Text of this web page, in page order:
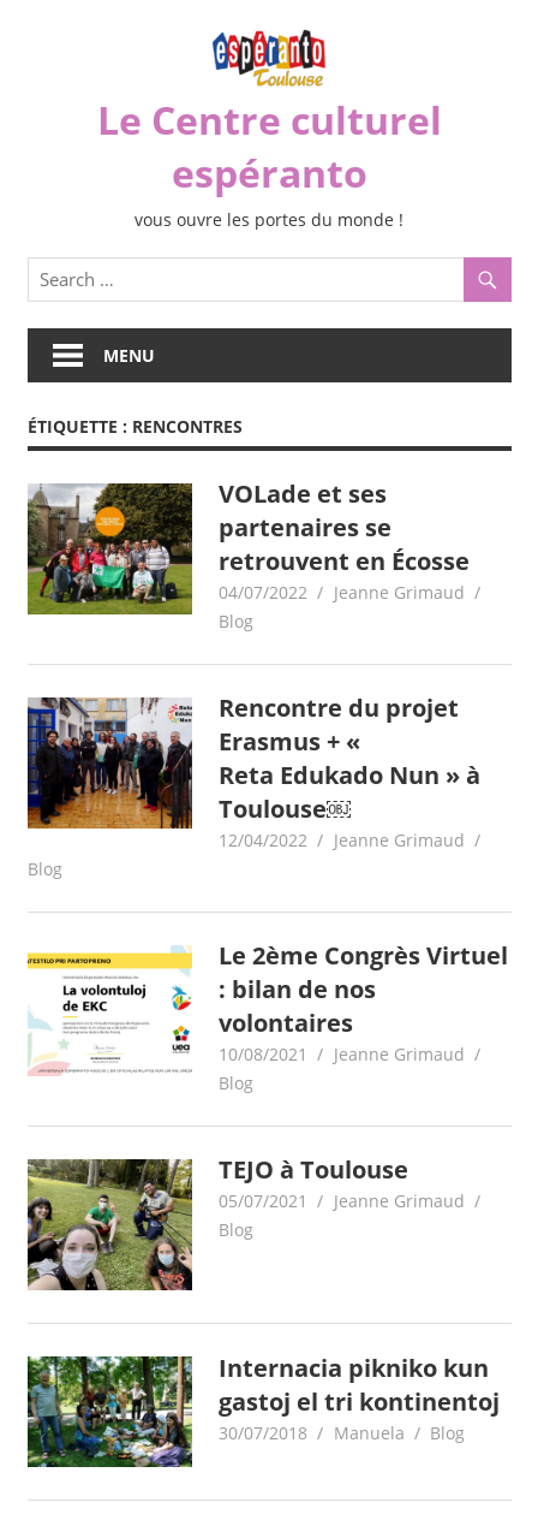
Le Centre culturel
espéranto
vous ouvre les portes du monde !
MENU
ÉTIQUETTE : RENCONTRES
VOLade et ses
partenaires se
retrouvent en Écosse
04/07/2022
Jeanne Grimaud
Blog
Rencontre du projet
Erasmus + «
Reta Edukado Nun » à
Toulouse￼
12/04/2022
Jeanne Grimaud
Blog
Le 2ème Congrès Virtuel
: bilan de nos
volontaires
10/08/2021
Jeanne Grimaud
Blog
TEJO à Toulouse
05/07/2021
Jeanne Grimaud
Blog
Internacia pikniko kun
gastoj el tri kontinentoj
30/07/2018 Manuela Blog